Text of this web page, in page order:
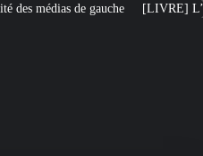
[LIVRE] L’autobiographie